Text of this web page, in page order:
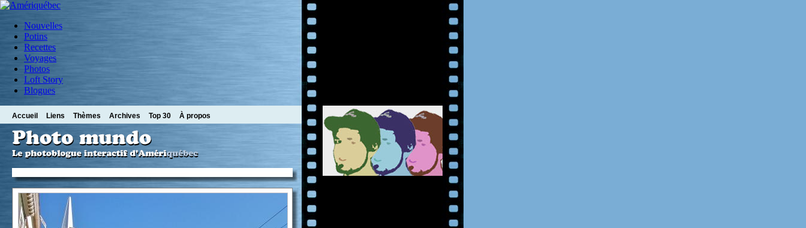
Nouvelles
Potins
Recettes
Voyages
Photos
Loft Story
Blogues
Accueil Liens Thèmes Archives Top 30 À propos